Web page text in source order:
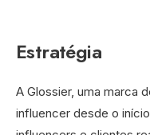
Estratégia
A Glossier, uma marca
influencer desde o